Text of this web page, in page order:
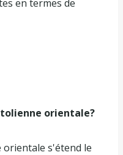
en termes de
orientale?
orientale s'étend le